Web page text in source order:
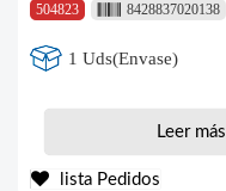
504823
8428837020138
1 Uds(Envase)
Leer más
lista Pedidos